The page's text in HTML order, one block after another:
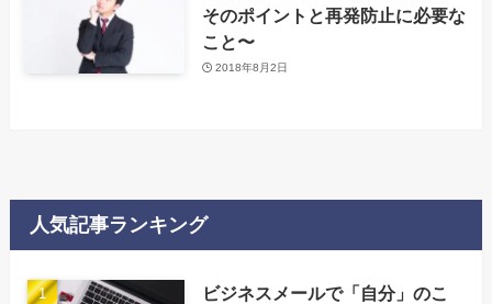
そのポイントと再発防止に必要な
こと〜
2018年8月2日
人気記事ランキング
‌ビジネスメールで「自分」のこ